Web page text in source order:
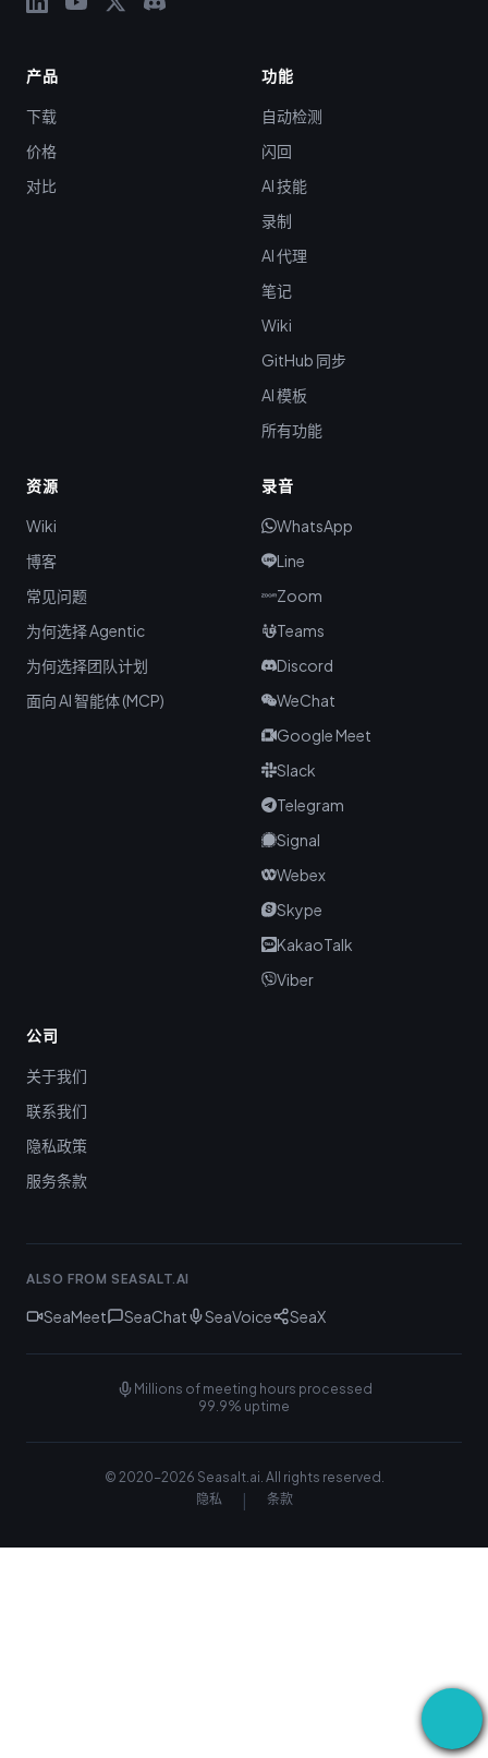
产品
下载
价格
对比
功能
自动检测
闪回
AI 技能
录制
AI 代理
笔记
Wiki
GitHub 同步
AI 模板
所有功能
资源
Wiki
博客
常见问题
为何选择 Agentic
为何选择团队计划
面向 AI 智能体 (MCP)
录音
WhatsApp
Line
Zoom
Teams
Discord
WeChat
Google Meet
Slack
Telegram
Signal
Webex
Skype
KakaoTalk
Viber
公司
关于我们
联系我们
隐私政策
服务条款
ALSO FROM SEASALT.AI
SeaMeet SeaChat SeaVoice SeaX
Millions of meeting hours processed
99.9% uptime
© 2020-2026 Seasalt.ai. All rights reserved.
隐私
| 条款